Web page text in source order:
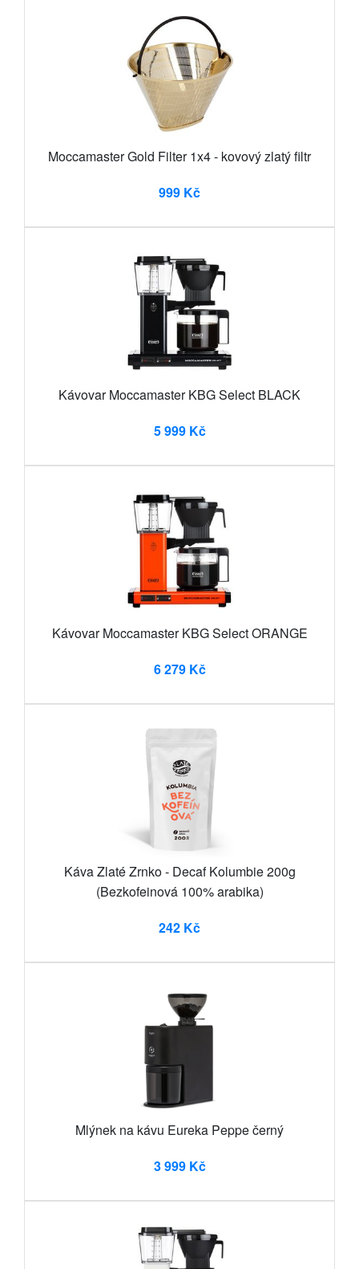
Moccamaster Gold Filter 1x4 - kovový zlatý filtr
999 Kč
Kávovar Moccamaster KBG Select BLACK
5 999 Kč
Kávovar Moccamaster KBG Select ORANGE
6 279 Kč
Káva Zlaté Zrnko - Decaf Kolumbie 200g
(Bezkofeinová 100% arabika)
242 Kč
Mlýnek na kávu Eureka Peppe černý
3 999 Kč